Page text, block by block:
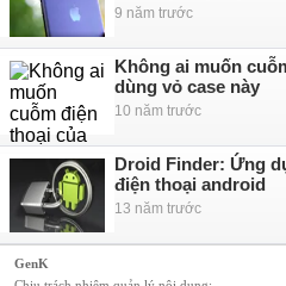
9 năm trước
Không ai muốn
dùng vỏ case này
10 năm trước
Droid Finder: Ứng
điện thoại android
13 năm trước
GenK